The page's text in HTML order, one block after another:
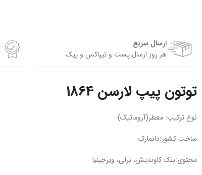
ارسال سریع
هر روز ارسال پست و تیپاکس و پیک
توتون پیپ لارسن 1864
نوع ترکیب: معطر(آروماتیک)
ساخت کشور:دانمارک
محتوی:بلک کاوندیش، برلی، ویرجینیا